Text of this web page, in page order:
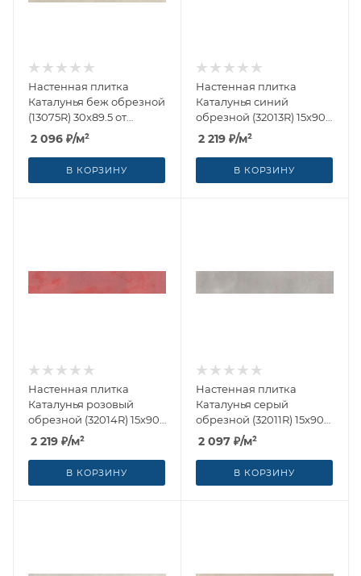
Настенная плитка
Каталунья беж обрезной
(13075R) 30x89.5 от
Kerama Marazzi (Россия)
2 096 ₽/м²
В КОРЗИНУ
Настенная плитка
Каталунья синий
обрезной (32013R) 15x90
от Kerama Marazzi
(Россия)
2 219 ₽/м²
В КОРЗИНУ
Настенная плитка
Каталунья розовый
обрезной (32014R) 15x90
от Kerama Marazzi
(Россия)
2 219 ₽/м²
В КОРЗИНУ
Настенная плитка
Каталунья серый
обрезной (32011R) 15x90
от Kerama Marazzi
(Россия)
2 097 ₽/м²
В КОРЗИНУ